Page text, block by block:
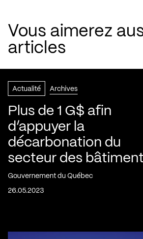
Vous aimerez
articles
Actualité Archives
Plus de 1 G$ afin
d’appuyer la
décarbonation du
secteur des
Gouvernement du Québec
26.05.2023